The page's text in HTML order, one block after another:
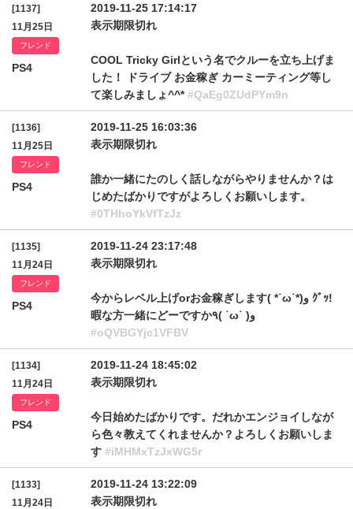
[1137]
11月25日
フレンド
PS4
2019-11-25 17:14:17
表示期限切れ
COOL Tricky Girlという名でクルーを立ち上げま
した！ ドライブ お金稼ぎ カーミーティング等し
て楽しみましょ^^*#QaEg0ZUdPYm9n
[1136]
11月25日
フレンド
PS4
2019-11-25 16:03:36
表示期限切れ
誰か一緒にたのしく話しながらやりませんか？は
じめたばかりですがよろしくお願いします。
#0THhoYkVfTzJz
[1135]
11月24日
フレンド
PS4
2019-11-24 23:17:48
表示期限切れ
今からレベル上げorお金稼ぎします( *˙ω˙*)و ｸﾞｯ!
暇な方一緒にどーですか٩( ˙ω˙ )ﻭ
#oQVBGYjc1VFBV
[1134]
11月24日
フレンド
PS4
2019-11-24 18:45:02
表示期限切れ
今日始めたばかりです。だれかエンジョイしなが
ら色々教えてくれませんか？よろしくお願いしま
す #iMHMxTzJxWG5r
[1133]
11月24日
2019-11-24 13:22:09
表示期限切れ